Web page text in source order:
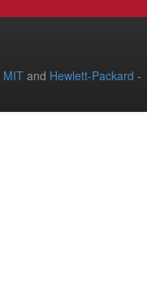
MIT and Hewlett-Packard -